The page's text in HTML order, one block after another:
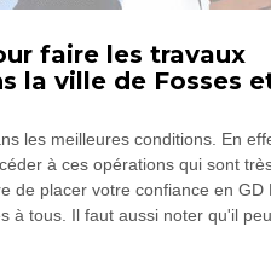
faire les travaux
la ville de Fosses
les meilleures conditions. En
à ces opérations qui sont
de placer votre confiance en GD
à tous. Il faut aussi noter qu'il